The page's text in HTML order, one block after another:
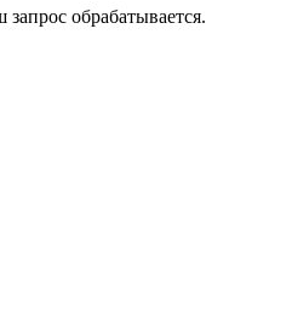
обрабатывается.